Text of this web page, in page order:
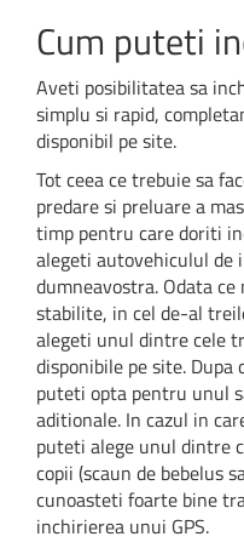
Cum puteti
Aveti posibilitatea sa
simplu si rapid,
disponibil pe site.
Tot ceea ce trebuie sa
predare si preluare a
timp pentru care doriti
alegeti autovehiculul
dumneavostra. Odata
stabilite, in cel de-al
alegeti unul dintre cele
disponibile pe site.
puteti opta pentru unul
aditionale. In cazul in
puteti alege unul dintre
copii (scaun de bebelus
cunoasteti foarte bine
inchirierea unui GPS.